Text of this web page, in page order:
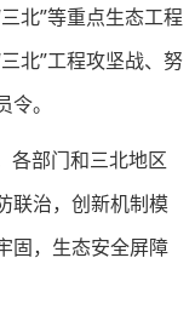
北”等重点生态工程
北”工程攻坚战、努
。
各部门和三北地区
联治，创新机制模
固，生态安全屏障